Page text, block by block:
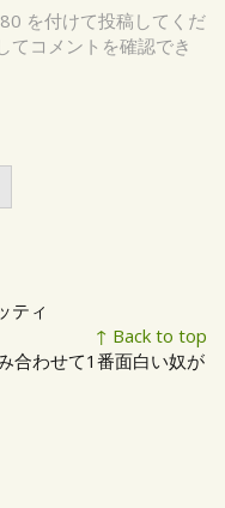
を付けて投稿してくだ
てコメントを確認でき
ティ
↑ Back to top
合わせて1番面白い奴が